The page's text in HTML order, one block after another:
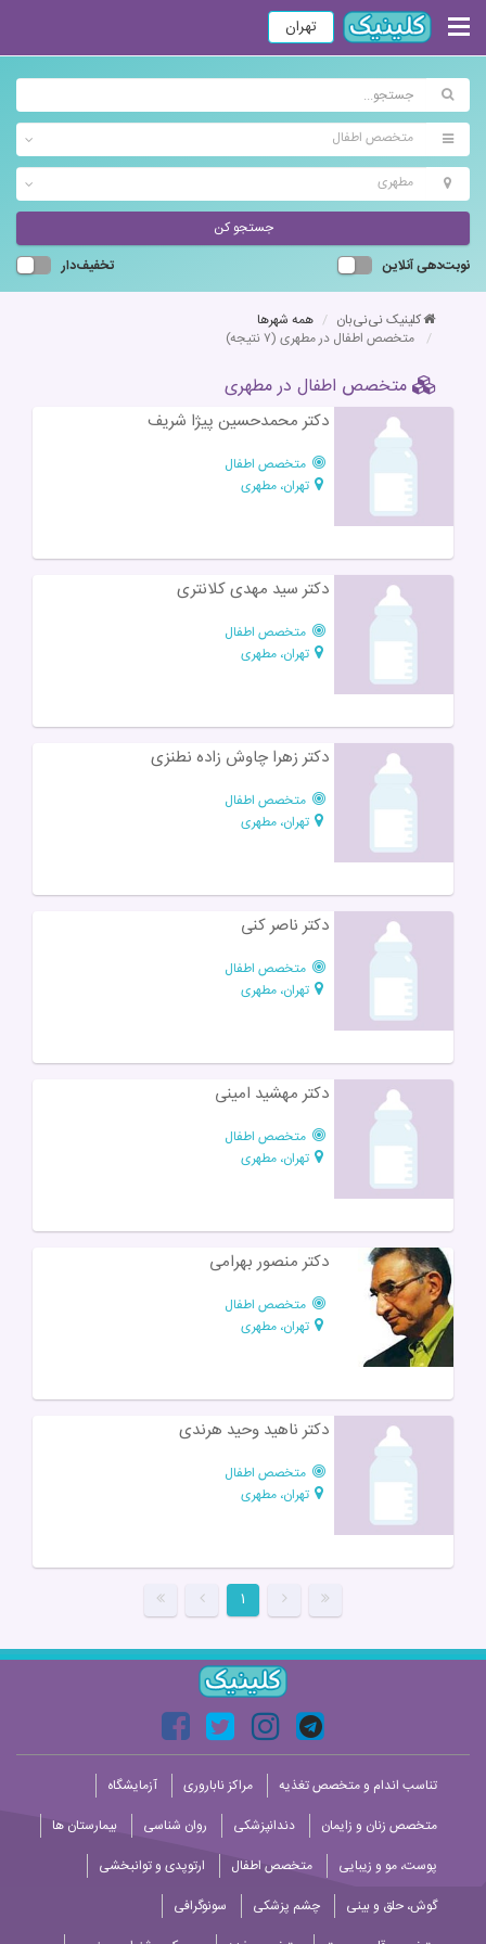
تهران
متخصص اطفال
مطهری
جستجو کن
نوبت‌دهی آنلاین
تخفیف‌دار
کلینیک نی‌نی‌بان
همه شهرها
متخصص اطفال در مطهری (۷ نتیجه)
متخصص اطفال در مطهری
دکتر محمدحسین پیژا شریف
متخصص اطفال
تهران، مطهری
دکتر سید مهدی کلانتری
متخصص اطفال
تهران، مطهری
دکتر زهرا چاوش زاده نطنزی
متخصص اطفال
تهران، مطهری
دکتر ناصر کنی
متخصص اطفال
تهران، مطهری
دکتر مهشید امینی
متخصص اطفال
تهران، مطهری
دکتر منصور بهرامی
متخصص اطفال
تهران، مطهری
دکتر ناهید وحید هرندی
متخصص اطفال
تهران، مطهری
۱
تناسب اندام و متخصص تغذیه مراکز ناباروری
آزمایشگاه
متخصص زنان و زایمان
دندانپزشکی روان شناسی
بیمارستان ها
پوست، مو و زیبایی
متخصص اطفال
ارتوپدی و توانبخشی
گوش، حلق و بینی
چشم پزشکی
سونوگرافی